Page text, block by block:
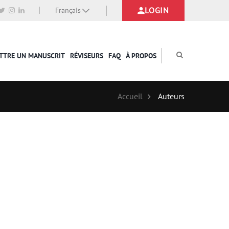
Français LOGIN
UN MANUSCRIT RÉVISEURS FAQ À PROPOS
Accueil Auteurs